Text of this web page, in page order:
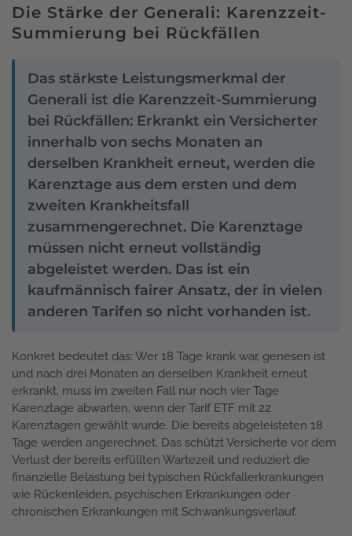
Die Stärke der Generali: Karenzzeit-
Summierung bei Rückfällen
Das stärkste Leistungsmerkmal der
Generali ist die Karenzzeit-Summierung
bei Rückfällen: Erkrankt ein Versicherter
innerhalb von sechs Monaten an
derselben Krankheit erneut, werden die
Karenztage aus dem ersten und dem
zweiten Krankheitsfall
zusammengerechnet. Die Karenztage
müssen nicht erneut vollständig
abgeleistet werden. Das ist ein
kaufmännisch fairer Ansatz, der in vielen
anderen Tarifen so nicht vorhanden ist.
Konkret bedeutet das: Wer 18 Tage krank war, genesen ist
und nach drei Monaten an derselben Krankheit erneut
erkrankt, muss im zweiten Fall nur noch vier Tage
Karenztage abwarten, wenn der Tarif ETF mit 22
Karenztagen gewählt wurde. Die bereits abgeleisteten 18
Tage werden angerechnet. Das schützt Versicherte vor dem
Verlust der bereits erfüllten Wartezeit und reduziert die
finanzielle Belastung bei typischen Rückfallerkrankungen
wie Rückenleiden, psychischen Erkrankungen oder
chronischen Erkrankungen mit Schwankungsverlauf.